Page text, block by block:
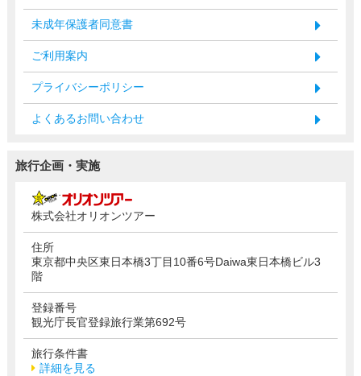
未成年保護者同意書
ご利用案内
プライバシーポリシー
よくあるお問い合わせ
旅行企画・実施
株式会社オリオンツアー
住所
東京都中央区東日本橋3丁目10番6号Daiwa東日本橋ビル3
階
登録番号
観光庁長官登録旅行業第692号
旅行条件書
詳細を見る